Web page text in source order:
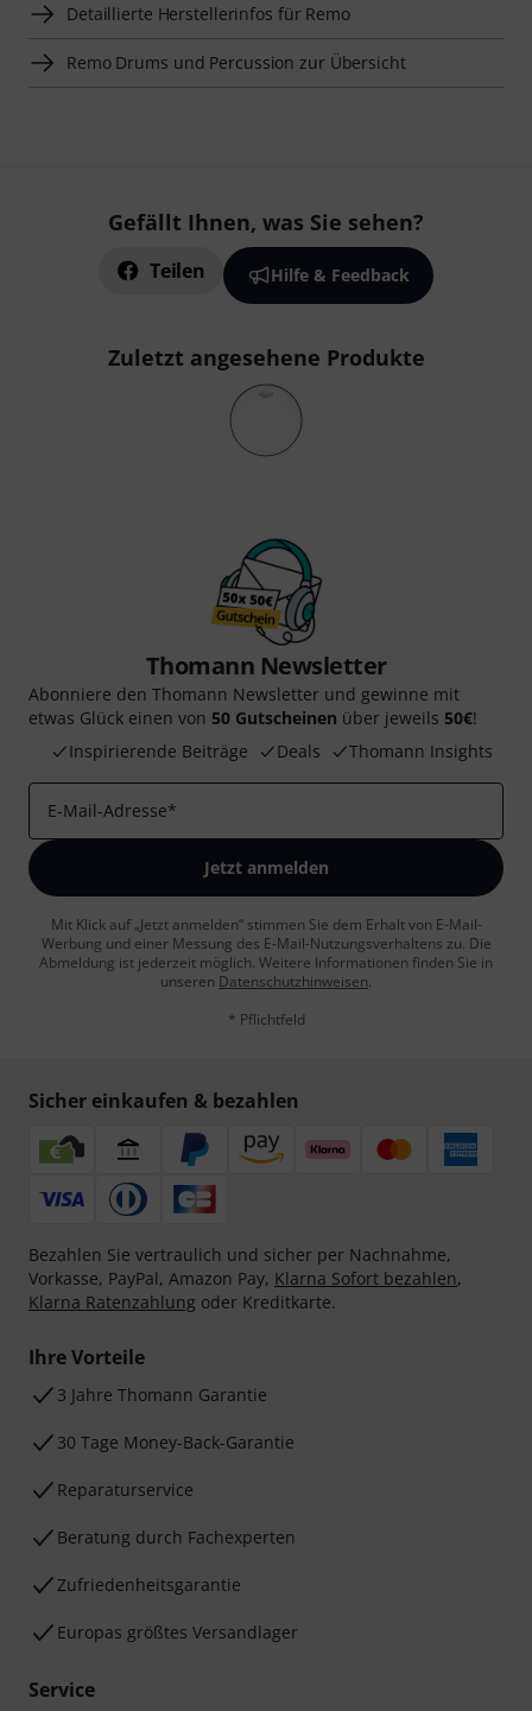
Detaillierte Herstellerinfos für Remo
Remo Drums und Percussion zur Übersicht
Gefällt Ihnen, was Sie sehen?
Teilen Hilfe & Feedback
Zuletzt angesehene Produkte
Thomann Newsletter
Abonniere den Thomann Newsletter und gewinne mit
etwas Glück einen von 50 Gutscheinen über jeweils 50€!
Inspirierende Beiträge
Deals Thomann Insights
E-Mail-Adresse*
Jetzt anmelden
Mit Klick auf „Jetzt anmelden“ stimmen Sie dem Erhalt von E-Mail-
Werbung und einer Messung des E-Mail-Nutzungsverhaltens zu. Die
Abmeldung ist jederzeit möglich. Weitere Informationen finden Sie in
unseren Datenschutzhinweisen.
* Pflichtfeld
Sicher einkaufen & bezahlen
Bezahlen Sie vertraulich und sicher per Nachnahme,
Vorkasse, PayPal, Amazon Pay, Klarna Sofort bezahlen,
Klarna Ratenzahlung oder Kreditkarte.
Ihre Vorteile
3 Jahre Thomann Garantie
30 Tage Money-Back-Garantie
Reparaturservice
Beratung durch Fachexperten
Zufriedenheitsgarantie
Europas größtes Versandlager
Service